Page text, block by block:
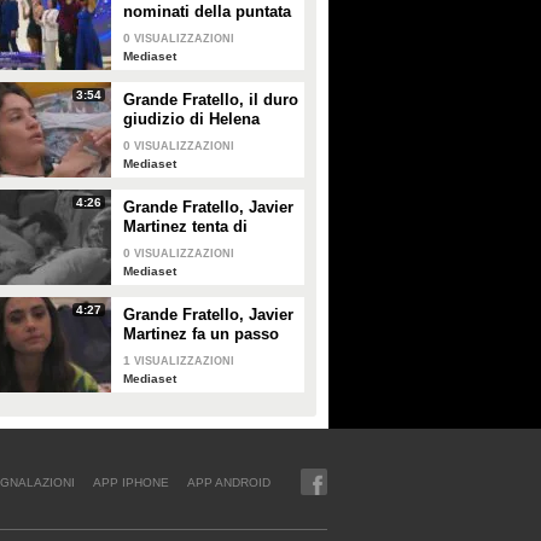
nominati della puntata
di giovedì 30 gennaio
0 VISUALIZZAZIONI
Mediaset
3:54
Grande Fratello, il duro
giudizio di Helena
Prestes su Zeudi Di
Palma e Javier
0 VISUALIZZAZIONI
Mediaset
4:26
Grande Fratello, Javier
Martinez tenta di
confortare Zeudi Di
Palma
0 VISUALIZZAZIONI
Mediaset
4:27
Grande Fratello, Javier
Martinez fa un passo
indietro con Zeudi Di
Palma
1 VISUALIZZAZIONI
Mediaset
APP IPHONE APP ANDROID